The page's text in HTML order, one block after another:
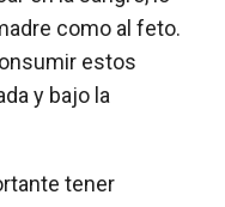
como al feto.
estos
y bajo la
tener